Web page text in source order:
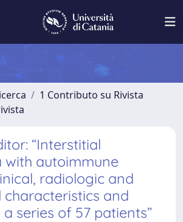
1 Contributo su Rivista
“Interstitial
with autoimmune
radiologic and
characteristics and
series of 57 patients”